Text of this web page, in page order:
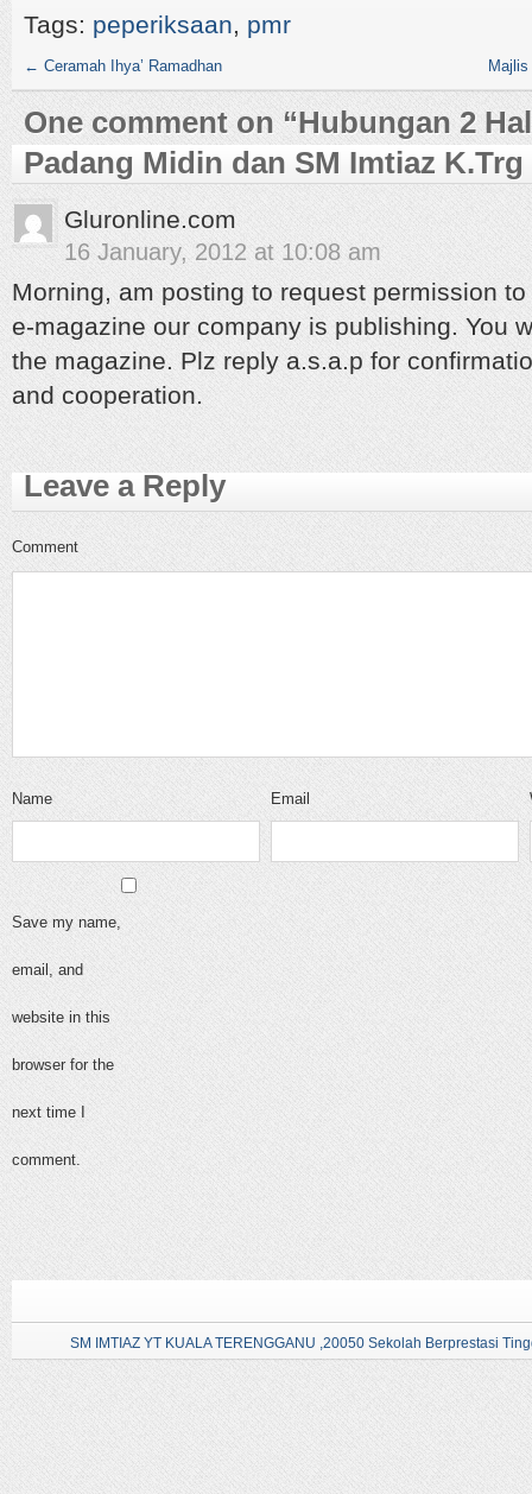
Tags: peperiksaan, pmr
← Ceramah Ihya’ Ramadhan
One comment on “Hubungan 2
Padang Midin dan SM Imtiaz
Gluronline.com
16 January, 2012 at 10:08 am
Morning, am posting to request permission
e-magazine our company is publishing. You
the magazine. Plz reply a.s.a.p for
and cooperation.
Leave a Reply
Comment
Name Email
Save my name,
email, and
website in this
browser for the
next time I
comment.
SM IMTIAZ YT KUALA TERENGGANU ,20050 Sekolah Berprestasi